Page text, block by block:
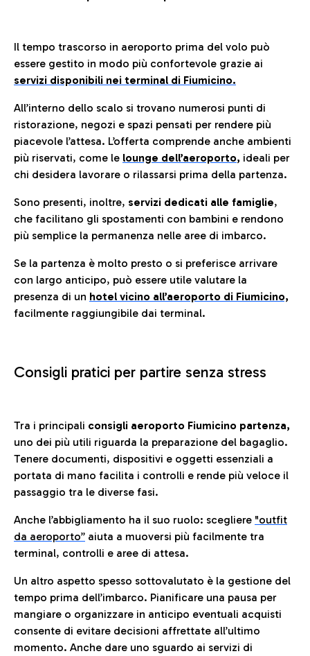
Il tempo trascorso in aeroporto prima del volo può
essere gestito in modo più confortevole grazie ai
servizi disponibili nei terminal di Fiumicino.
All’interno dello scalo si trovano numerosi punti di
ristorazione, negozi e spazi pensati per rendere più
piacevole l’attesa. L’offerta comprende anche ambienti
più riservati, come le lounge dell’aeroporto, ideali per
chi desidera lavorare o rilassarsi prima della partenza.
Sono presenti, inoltre, servizi dedicati alle famiglie,
che facilitano gli spostamenti con bambini e rendono
più semplice la permanenza nelle aree di imbarco.
Se la partenza è molto presto o si preferisce arrivare
con largo anticipo, può essere utile valutare la
presenza di un hotel vicino all’aeroporto di Fiumicino,
facilmente raggiungibile dai terminal.
Consigli pratici per partire senza stress
Tra i principali consigli aeroporto Fiumicino partenza,
uno dei più utili riguarda la preparazione del bagaglio.
Tenere documenti, dispositivi e oggetti essenziali a
portata di mano facilita i controlli e rende più veloce il
passaggio tra le diverse fasi.
Anche l’abbigliamento ha il suo ruolo: scegliere "outfit
da aeroporto” aiuta a muoversi più facilmente tra
terminal, controlli e aree di attesa.
Un altro aspetto spesso sottovalutato è la gestione del
tempo prima dell’imbarco. Pianificare una pausa per
mangiare o organizzare in anticipo eventuali acquisti
consente di evitare decisioni affrettate all’ultimo
momento. Anche dare uno sguardo ai servizi di